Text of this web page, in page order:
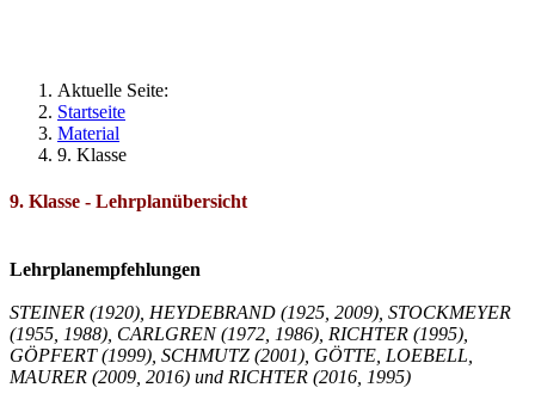
Aktuelle Seite:
Startseite
Material
9. Klasse
9. Klasse - Lehrplanübersicht
Lehrplanempfehlungen
STEINER (1920), HEYDEBRAND (1925, 2009), STOCKMEYER
(1955, 1988), CARLGREN (1972, 1986), RICHTER (1995),
GÖPFERT (1999), SCHMUTZ (2001), GÖTTE, LOEBELL,
MAURER (2009, 2016) und RICHTER (2016, 1995)